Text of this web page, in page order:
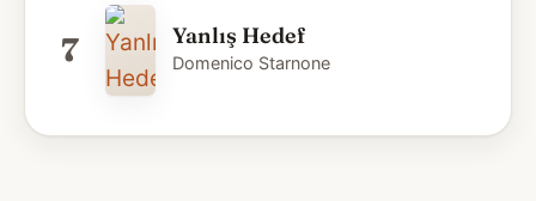
7 Yanlış Hedef
Domenico Starnone